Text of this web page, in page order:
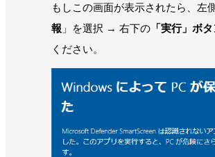
もしこの画面が表示されたら、左
報 」を選択 → 右下の 「実行」ボ
ください。